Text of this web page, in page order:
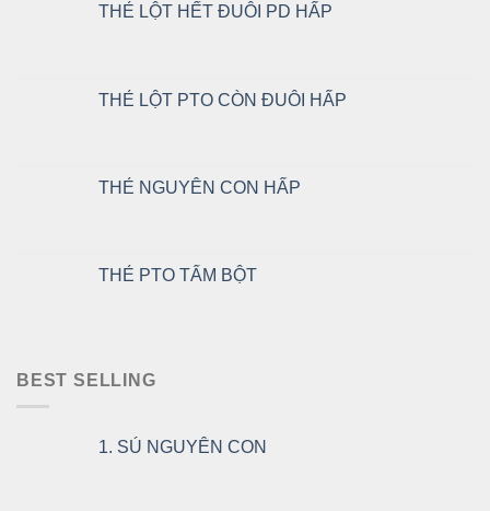
THẺ LỘT HẾT ĐUÔI PD HẤP
THẺ LỘT PTO CÒN ĐUÔI HẤP
THẺ NGUYÊN CON HẤP
THẺ PTO TẨM BỘT
BEST SELLING
1. SÚ NGUYÊN CON